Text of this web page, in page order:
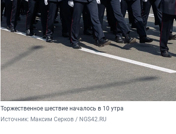
Торжественное шествие началось в 10 утра
Источник: Максим Серков / NGS42.RU